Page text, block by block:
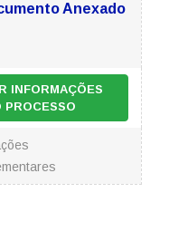
Anexado
INFORMAÇÕES
PROCESSO